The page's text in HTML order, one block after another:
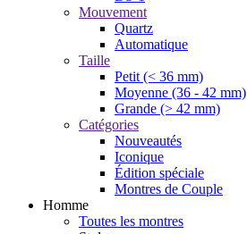
Mouvement
Quartz
Automatique
Taille
Petit (< 36 mm)
Moyenne (36 - 42 mm)
Grande (> 42 mm)
Catégories
Nouveautés
Iconique
Édition spéciale
Montres de Couple
Homme
Toutes les montres